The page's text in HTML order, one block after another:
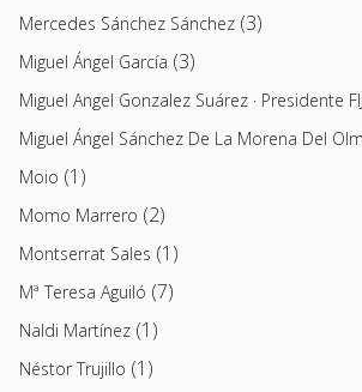
Mercedes Sánchez Sánchez (3)
Miguel Ángel García (3)
Miguel Angel Gonzalez Suárez · Presidente
Miguel Ángel Sánchez De La Morena Del
Moio (1)
Momo Marrero (2)
Montserrat Sales (1)
Mª Teresa Aguiló (7)
Naldi Martínez (1)
Néstor Trujillo (1)